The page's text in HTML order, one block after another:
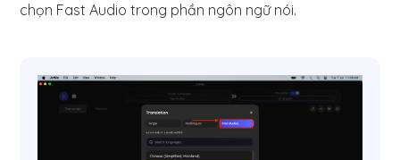
chọn Fast Audio trong phần ngôn ngữ nói.